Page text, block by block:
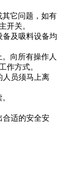
其它问题，如有
开关。
备及吸料设备均
向所有操作人
作方式。
人员须马上离
合适的安全安